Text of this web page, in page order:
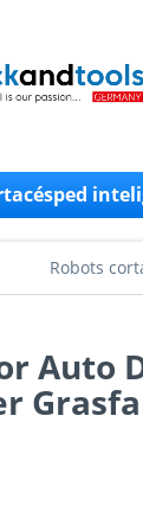
Robots
Auto